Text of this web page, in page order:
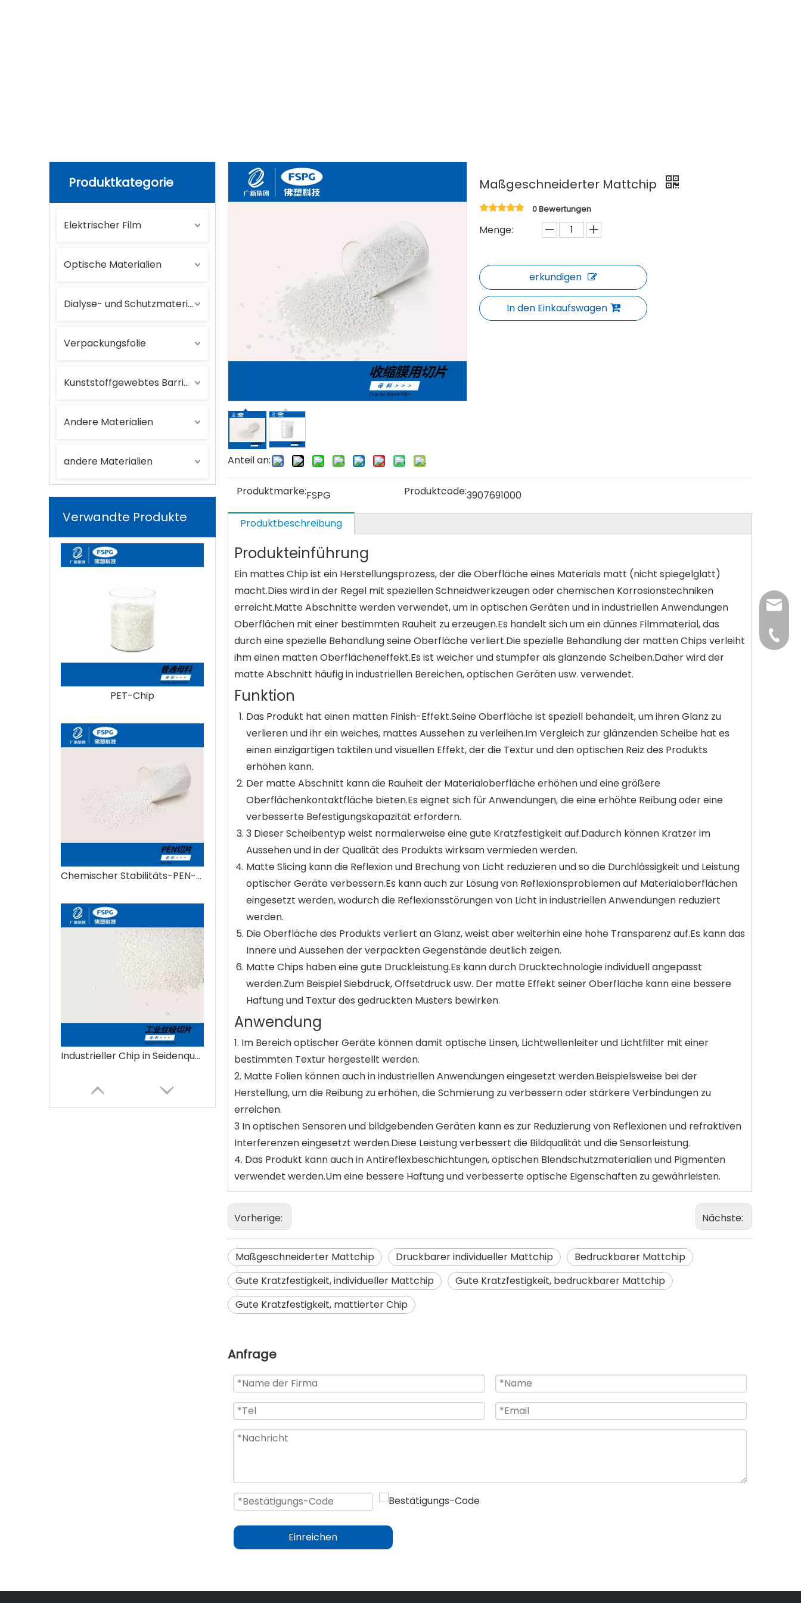
Produktkategorie
Elektrischer Film
Optische Materialien
Dialyse- und Schutzmaterialien
Verpackungsfolie
Kunststoffgewebtes Barrierematerial
Andere Materialien
andere Materialien
Verwandte Produkte
PET-Chip
Chemischer Stabilitäts-PEN-Chip
Industrieller Chip in Seidenqualität
Anteil an:
Maßgeschneiderter Mattchip
0 Bewertungen
Menge:
erkundigen
In den Einkaufswagen
Produktmarke:FSPG Produktcode:3907691000
Produktbeschreibung
Produkteinführung
Ein mattes Chip ist ein Herstellungsprozess, der die Oberfläche eines Materials matt (nicht spiegelglatt)
macht.Dies wird in der Regel mit speziellen Schneidwerkzeugen oder chemischen Korrosionstechniken
erreicht.Matte Abschnitte werden verwendet, um in optischen Geräten und in industriellen Anwendungen
Oberflächen mit einer bestimmten Rauheit zu erzeugen.Es handelt sich um ein dünnes Filmmaterial, das
durch eine spezielle Behandlung seine Oberfläche verliert.Die spezielle Behandlung der matten Chips verleiht
ihm einen matten Oberflächeneffekt.Es ist weicher und stumpfer als glänzende Scheiben.Daher wird der
matte Abschnitt häufig in industriellen Bereichen, optischen Geräten usw. verwendet.
Funktion
Das Produkt hat einen matten Finish-Effekt.Seine Oberfläche ist speziell behandelt, um ihren Glanz zu
verlieren und ihr ein weiches, mattes Aussehen zu verleihen.Im Vergleich zur glänzenden Scheibe hat es
einen einzigartigen taktilen und visuellen Effekt, der die Textur und den optischen Reiz des Produkts
erhöhen kann.
Der matte Abschnitt kann die Rauheit der Materialoberfläche erhöhen und eine größere
Oberflächenkontaktfläche bieten.Es eignet sich für Anwendungen, die eine erhöhte Reibung oder eine
verbesserte Befestigungskapazität erfordern.
3 Dieser Scheibentyp weist normalerweise eine gute Kratzfestigkeit auf.Dadurch können Kratzer im
Aussehen und in der Qualität des Produkts wirksam vermieden werden.
Matte Slicing kann die Reflexion und Brechung von Licht reduzieren und so die Durchlässigkeit und Leistung
optischer Geräte verbessern.Es kann auch zur Lösung von Reflexionsproblemen auf Materialoberflächen
eingesetzt werden, wodurch die Reflexionsstörungen von Licht in industriellen Anwendungen reduziert
werden.
Die Oberfläche des Produkts verliert an Glanz, weist aber weiterhin eine hohe Transparenz auf.Es kann das
Innere und Aussehen der verpackten Gegenstände deutlich zeigen.
Matte Chips haben eine gute Druckleistung.Es kann durch Drucktechnologie individuell angepasst
werden.Zum Beispiel Siebdruck, Offsetdruck usw. Der matte Effekt seiner Oberfläche kann eine bessere
Haftung und Textur des gedruckten Musters bewirken.
Anwendung
1. Im Bereich optischer Geräte können damit optische Linsen, Lichtwellenleiter und Lichtfilter mit einer
bestimmten Textur hergestellt werden.
2. Matte Folien können auch in industriellen Anwendungen eingesetzt werden.Beispielsweise bei der
Herstellung, um die Reibung zu erhöhen, die Schmierung zu verbessern oder stärkere Verbindungen zu
erreichen.
3 In optischen Sensoren und bildgebenden Geräten kann es zur Reduzierung von Reflexionen und refraktiven
Interferenzen eingesetzt werden.Diese Leistung verbessert die Bildqualität und die Sensorleistung.
4. Das Produkt kann auch in Antireflexbeschichtungen, optischen Blendschutzmaterialien und Pigmenten
verwendet werden.Um eine bessere Haftung und verbesserte optische Eigenschaften zu gewährleisten.
Vorherige: Nächste:
Maßgeschneiderter Mattchip Druckbarer individueller Mattchip
Bedruckbarer Mattchip
Gute Kratzfestigkeit, individueller Mattchip
Gute Kratzfestigkeit, bedruckbarer Mattchip
Gute Kratzfestigkeit, mattierter Chip
Anfrage
Einreichen
+86-